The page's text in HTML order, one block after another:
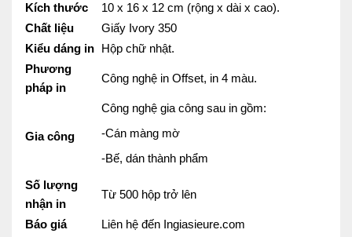
Kích thước
10 x 16 x 12 cm (rộng x dài x cao).
Chất liệu
Giấy Ivory 350
Kiểu dáng in Hộp chữ nhật.
Phương
pháp in
Công nghệ in Offset, in 4 màu.
Gia công
Công nghệ gia công sau in gồm:
-Cán màng mờ
-Bế, dán thành phẩm
Số lượng
nhận in
Từ 500 hộp trở lên
Báo giá Liên hệ đến Ingiasieure.com